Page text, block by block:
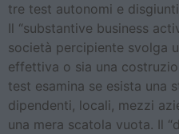
tre test autonomi e
Il “substantive business
società percipiente svolga
effettiva o sia una
test esamina se esista una
dipendenti, locali, mezzi
una mera scatola vuota. Il